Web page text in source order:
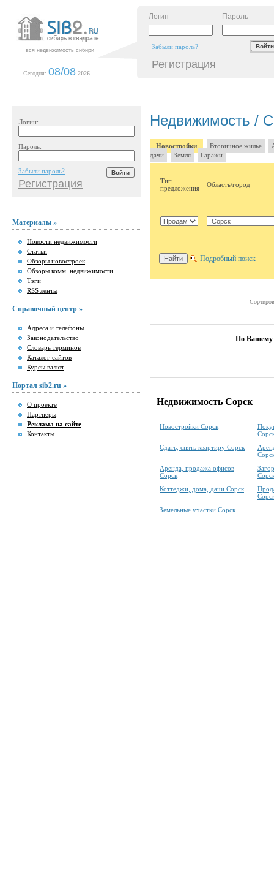
вся недвижимость сибири
Сегодня: 08/08 2026
Логин Пароль
Забыли пароль?
Регистрация
Логин:
Пароль:
Забыли пароль?
Регистрация
Материалы »
Новости недвижимости
Статьи
Обзоры новостроек
Обзоры комм. недвижимости
Тэги
RSS ленты
Справочный центр »
Адреса и телефоны
Законодательство
Словарь терминов
Каталог сайтов
Курсы валют
Портал sib2.ru »
О проекте
Партнеры
Реклама на сайте
Контакты
Недвижимость /
Новостройки Вторичное жилье
дачи
Земля Гаражи
Тип
предложения
Область/город
Подробный поиск
По Вашему
Недвижимость Сорск
Новостройки Сорск
Сдать, снять квартиру Сорск
Аренда, продажа офисов
Сорск
Коттеджи, дома, дачи Сорск
Земельные участки Сорск